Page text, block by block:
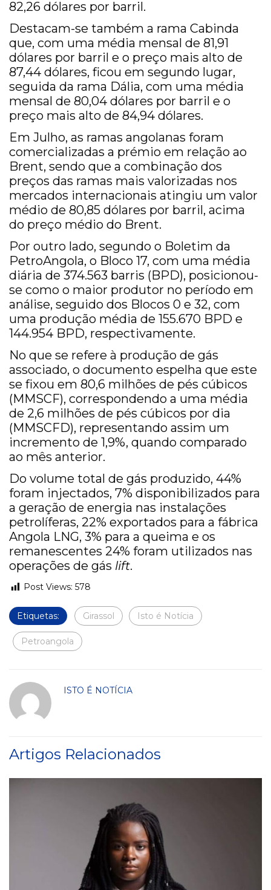
82,26 dólares por barril.
Destacam-se também a rama Cabinda
que, com uma média mensal de 81,91
dólares por barril e o preço mais alto de
87,44 dólares, ficou em segundo lugar,
seguida da rama Dália, com uma média
mensal de 80,04 dólares por barril e o
preço mais alto de 84,94 dólares.
Em Julho, as ramas angolanas foram
comercializadas a prémio em relação ao
Brent, sendo que a combinação dos
preços das ramas mais valorizadas nos
mercados internacionais atingiu um valor
médio de 80,85 dólares por barril, acima
do preço médio do Brent.
Por outro lado, segundo o Boletim da
PetroAngola, o Bloco 17, com uma média
diária de 374.563 barris (BPD), posicionou-
se como o maior produtor no período em
análise, seguido dos Blocos 0 e 32, com
uma produção média de 155.670 BPD e
144.954 BPD, respectivamente.
No que se refere à produção de gás
associado, o documento espelha que este
se fixou em 80,6 milhões de pés cúbicos
(MMSCF), correspondendo a uma média
de 2,6 milhões de pés cúbicos por dia
(MMSCFD), representando assim um
incremento de 1,9%, quando comparado
ao mês anterior.
Do volume total de gás produzido, 44%
foram injectados, 7% disponibilizados para
a geração de energia nas instalações
petrolíferas, 22% exportados para a fábrica
Angola LNG, 3% para a queima e os
remanescentes 24% foram utilizados nas
operações de gás lift.
Post Views: 578
Etiquetas: Girassol Isto é Notícia
Petroangola
ISTO É NOTÍCIA
Artigos Relacionados